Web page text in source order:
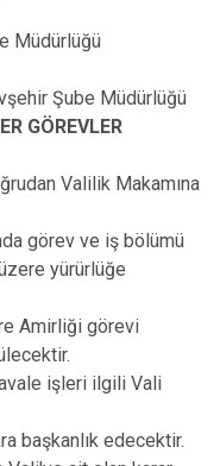
Müdürlüğü
Şube Müdürlüğü
GÖREVLER
Valilik Makamına
görev ve iş bölümü
yürürlüğe
Amirliği görevi
işleri ilgili Vali
başkanlık edecektir.